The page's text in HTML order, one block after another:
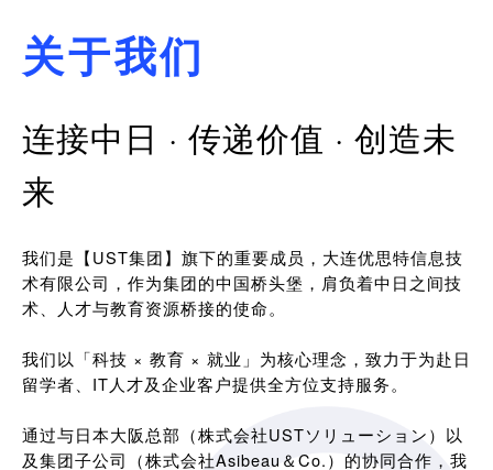
关于我们
连接中日 · 传递价值 · 创造未
来
我们是【UST集团】旗下的重要成员，大连优思特信息技
术有限公司，作为集团的中国桥头堡，肩负着中日之间技
术、人才与教育资源桥接的使命。
我们以「科技 × 教育 × 就业」为核心理念，致力于为赴日
留学者、IT人才及企业客户提供全方位支持服务。
通过与日本大阪总部（株式会社USTソリューション）以
及集团子公司（株式会社Asibeau＆Co.）的协同合作，我